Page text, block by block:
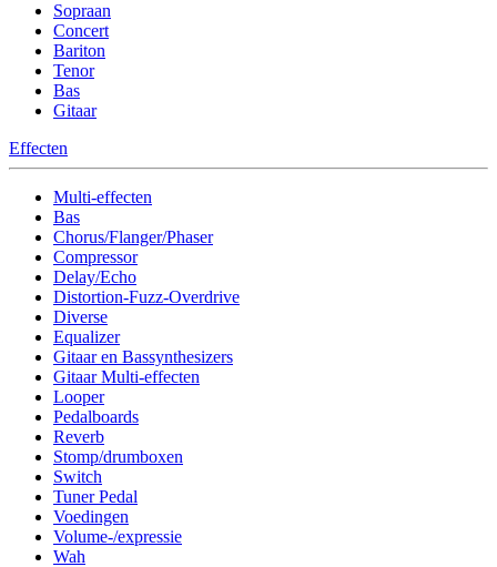
Sopraan
Concert
Bariton
Tenor
Bas
Gitaar
Effecten
Multi-effecten
Bas
Chorus/Flanger/Phaser
Compressor
Delay/Echo
Distortion-Fuzz-Overdrive
Diverse
Equalizer
Gitaar en Bassynthesizers
Gitaar Multi-effecten
Looper
Pedalboards
Reverb
Stomp/drumboxen
Switch
Tuner Pedal
Voedingen
Volume-/expressie
Wah